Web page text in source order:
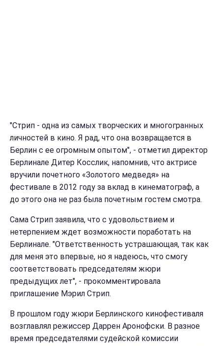
"Стрип - одна из самых творческих и многогранных
личностей в кино. Я рад, что она возвращается в
Берлин с ее огромным опытом", - отметил директор
Берлинале Дитер Косслик, напомнив, что актрисе
вручили почетного «Золотого медведя» на
фестивале в 2012 году за вклад в кинематограф, а
до этого она не раз была почетным гостем смотра.
Сама Стрип заявила, что с удовольствием и
нетерпением ждет возможности поработать на
Берлинале. "Ответственность устрашающая, так как
для меня это впервые, но я надеюсь, что смогу
соответствовать председателям жюри
предыдущих лет", - прокомментировала
приглашение Мэрил Стрип.
В прошлом году жюри Берлинского кинофестиваля
возглавлял режиссер Даррен Аронофски. В разное
время председателями судейской комиссии